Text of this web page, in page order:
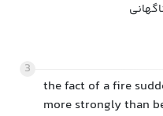
3
the fact of a fire
more strongly than